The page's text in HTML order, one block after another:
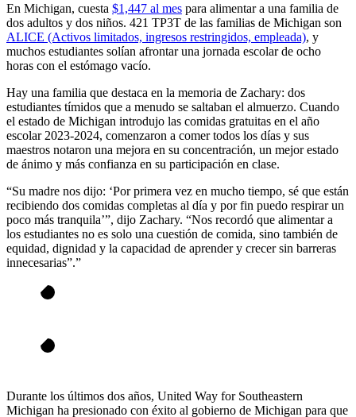
En Michigan, cuesta $1,447 al mes para alimentar a una familia de
dos adultos y dos niños. 421 TP3T de las familias de Michigan son
ALICE (Activos limitados, ingresos restringidos, empleada), y
muchos estudiantes solían afrontar una jornada escolar de ocho
horas con el estómago vacío.
Hay una familia que destaca en la memoria de Zachary: dos
estudiantes tímidos que a menudo se saltaban el almuerzo. Cuando
el estado de Michigan introdujo las comidas gratuitas en el año
escolar 2023-2024, comenzaron a comer todos los días y sus
maestros notaron una mejora en su concentración, un mejor estado
de ánimo y más confianza en su participación en clase.
“Su madre nos dijo: ‘Por primera vez en mucho tiempo, sé que están
recibiendo dos comidas completas al día y por fin puedo respirar un
poco más tranquila’”, dijo Zachary. “Nos recordó que alimentar a
los estudiantes no es solo una cuestión de comida, sino también de
equidad, dignidad y la capacidad de aprender y crecer sin barreras
innecesarias”.”
Durante los últimos dos años, United Way for Southeastern
Michigan ha presionado con éxito al gobierno de Michigan para que